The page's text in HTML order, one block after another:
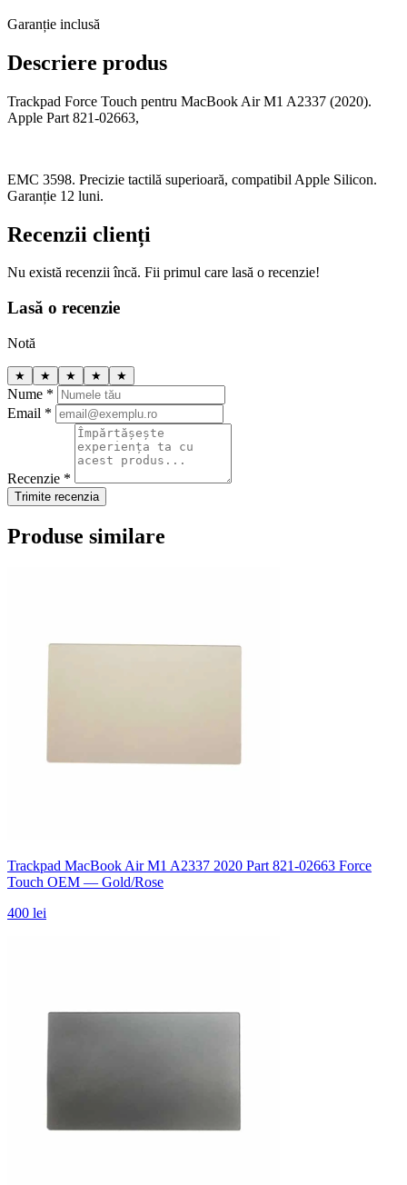
Garanție inclusă
Descriere produs
Trackpad Force Touch pentru MacBook Air M1 A2337 (2020).
Apple Part 821-02663,
EMC 3598. Precizie tactilă superioară, compatibil Apple Silicon.
Garanție 12 luni.
Recenzii clienți
Nu există recenzii încă. Fii primul care lasă o recenzie!
Lasă o recenzie
Notă
★ ★ ★ ★ ★
Nume *
Email *
Recenzie *
Trimite recenzia
Produse similare
Trackpad MacBook Air M1 A2337 2020 Part 821-02663 Force
Touch OEM — Gold/Rose
400 lei